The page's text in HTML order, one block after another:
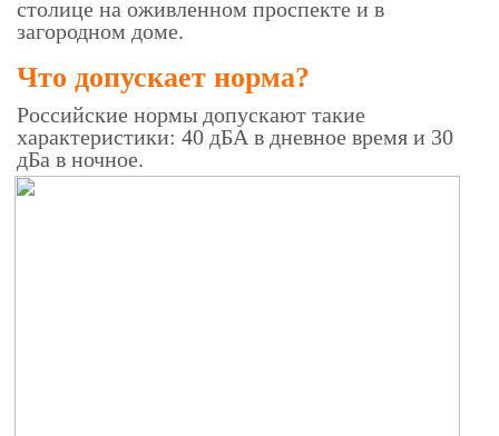
столице на оживленном проспекте и в
загородном доме.
Что допускает норма?
Российские нормы допускают такие
характеристики: 40 дБА в дневное время и 30
дБа в ночное.